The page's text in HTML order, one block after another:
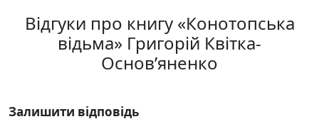
Відгуки про книгу «Конотопська
відьма» Григорій Квітка-
Основ’яненко
Залишити відповідь